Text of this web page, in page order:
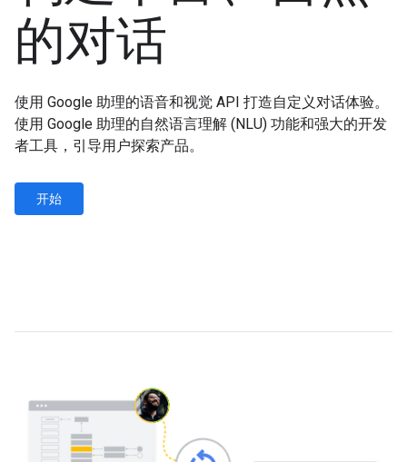
的对话
使用 Google 助理的语音和视觉 API 打造自定义对话体验。
使用 Google 助理的自然语言理解 (NLU) 功能和强大的开发
者工具，引导用户探索产品。
开始